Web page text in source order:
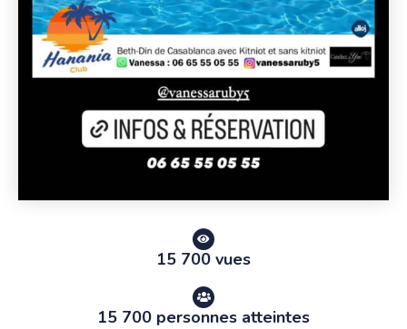
15 700 vues
15 700 personnes atteintes